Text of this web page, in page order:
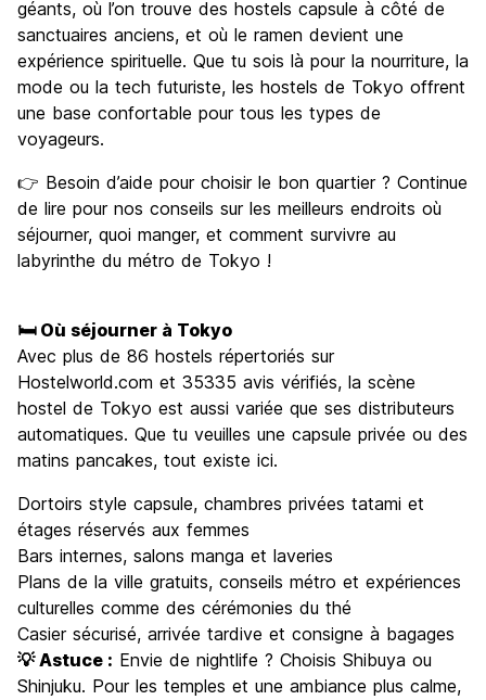
géants, où l’on trouve des hostels capsule à côté de
sanctuaires anciens, et où le ramen devient une
expérience spirituelle. Que tu sois là pour la nourriture, la
mode ou la tech futuriste, les hostels de Tokyo offrent
une base confortable pour tous les types de
voyageurs.
👉 Besoin d’aide pour choisir le bon quartier ? Continue
de lire pour nos conseils sur les meilleurs endroits où
séjourner, quoi manger, et comment survivre au
labyrinthe du métro de Tokyo !
🛏️ Où séjourner à Tokyo
Avec plus de 86 hostels répertoriés sur
Hostelworld.com et 35335 avis vérifiés, la scène
hostel de Tokyo est aussi variée que ses distributeurs
automatiques. Que tu veuilles une capsule privée ou des
matins pancakes, tout existe ici.
Dortoirs style capsule, chambres privées tatami et
étages réservés aux femmes
Bars internes, salons manga et laveries
Plans de la ville gratuits, conseils métro et expériences
culturelles comme des cérémonies du thé
Casier sécurisé, arrivée tardive et consigne à bagages
💡 Astuce : Envie de nightlife ? Choisis Shibuya ou
Shinjuku. Pour les temples et une ambiance plus calme,